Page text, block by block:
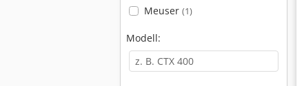
Meuser (1)
Modell: